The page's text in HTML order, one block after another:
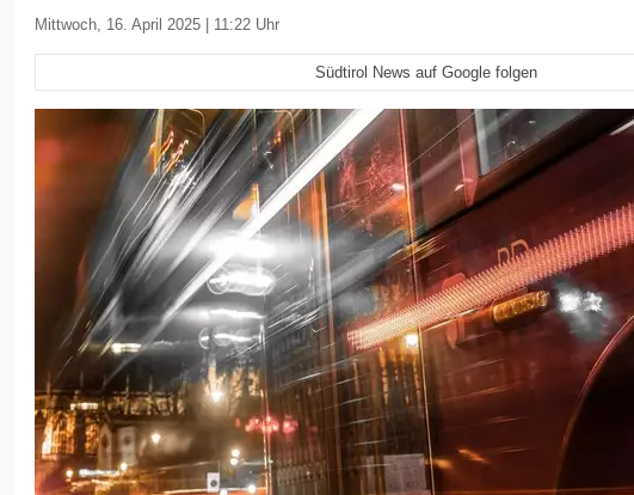
Mittwoch, 16. April 2025 | 11:22 Uhr
Südtirol News auf Google folgen